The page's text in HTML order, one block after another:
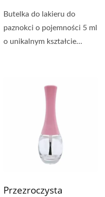
Butelka do lakieru do
paznokci o pojemności 5 ml
o unikalnym kształcie
Przezroczysta